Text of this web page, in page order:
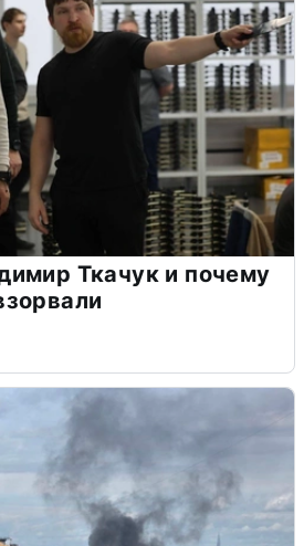
Ткачук и почему